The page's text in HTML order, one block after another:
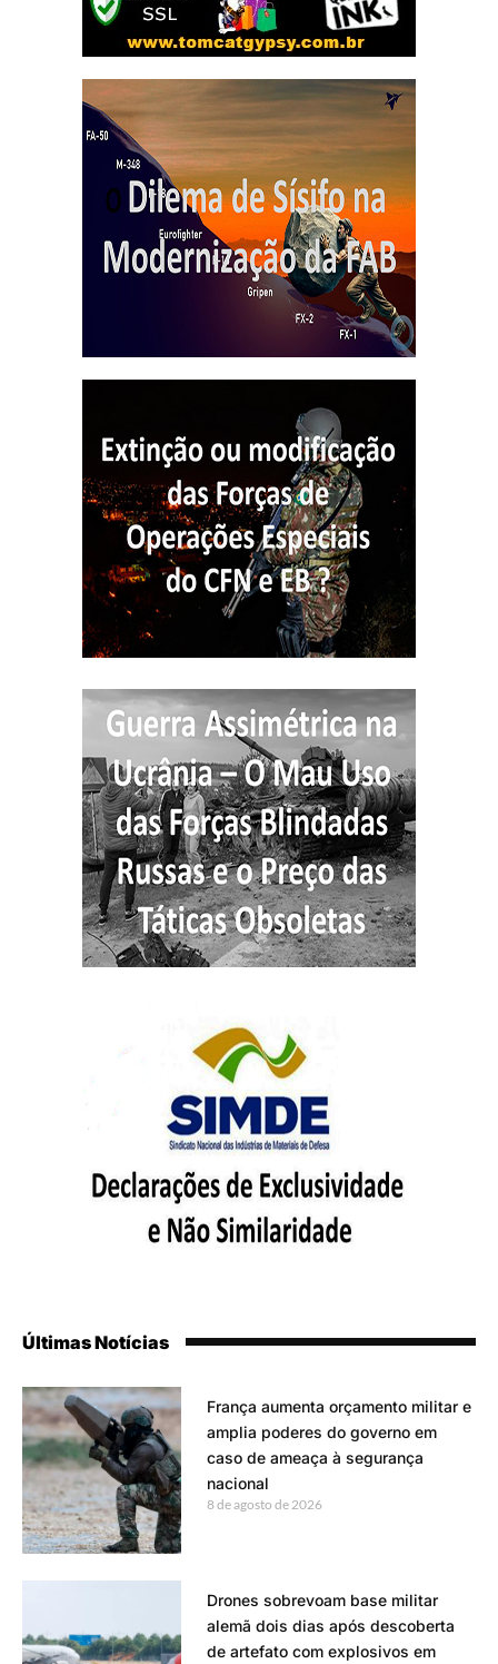
Últimas Notícias
França aumenta orçamento militar e
amplia poderes do governo em
caso de ameaça à segurança
nacional
8 de agosto de 2026
Drones sobrevoam base militar
alemã dois dias após descoberta
de artefato com explosivos em